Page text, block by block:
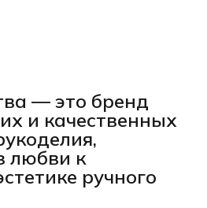
— это бренд
и качественных
любви к
ручного